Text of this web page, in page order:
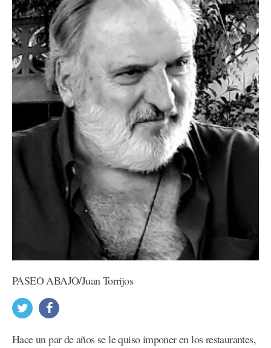
PASEO ABAJO/Juan Torrijos
Hace un par de años se le quiso imponer en los restaurantes,